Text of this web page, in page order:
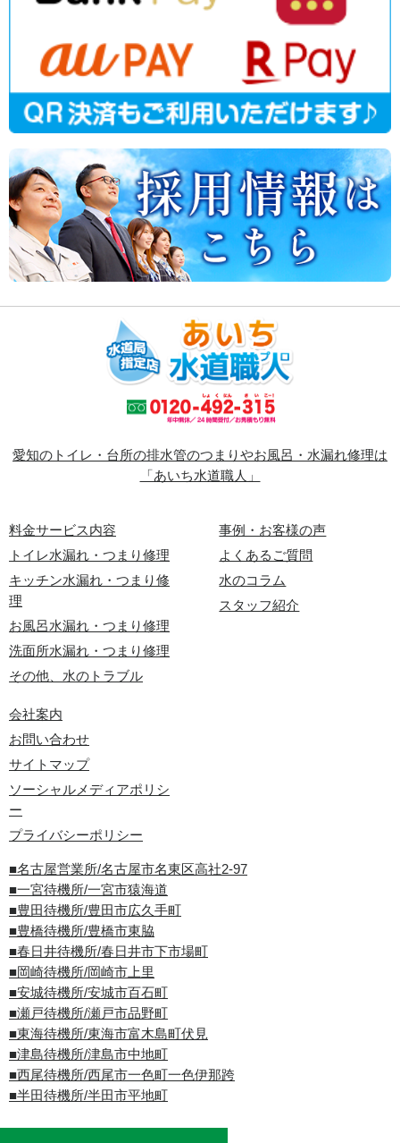
愛知のトイレ・台所の排水管のつまりやお風呂・水漏れ修理は
「あいち水道職人」
料金サービス内容
トイレ水漏れ・つまり修理
キッチン水漏れ・つまり修
理
お風呂水漏れ・つまり修理
洗面所水漏れ・つまり修理
その他、水のトラブル
事例・お客様の声
よくあるご質問
水のコラム
スタッフ紹介
会社案内
お問い合わせ
サイトマップ
ソーシャルメディアポリシ
ー
プライバシーポリシー
■名古屋営業所/名古屋市名東区高社2-97
■一宮待機所/一宮市猿海道
■豊田待機所/豊田市広久手町
■豊橋待機所/豊橋市東脇
■春日井待機所/春日井市下市場町
■岡崎待機所/岡崎市上里
■安城待機所/安城市百石町
■瀬戸待機所/瀬戸市品野町
■東海待機所/東海市富木島町伏見
■津島待機所/津島市中地町
■西尾待機所/西尾市一色町一色伊那跨
■半田待機所/半田市平地町